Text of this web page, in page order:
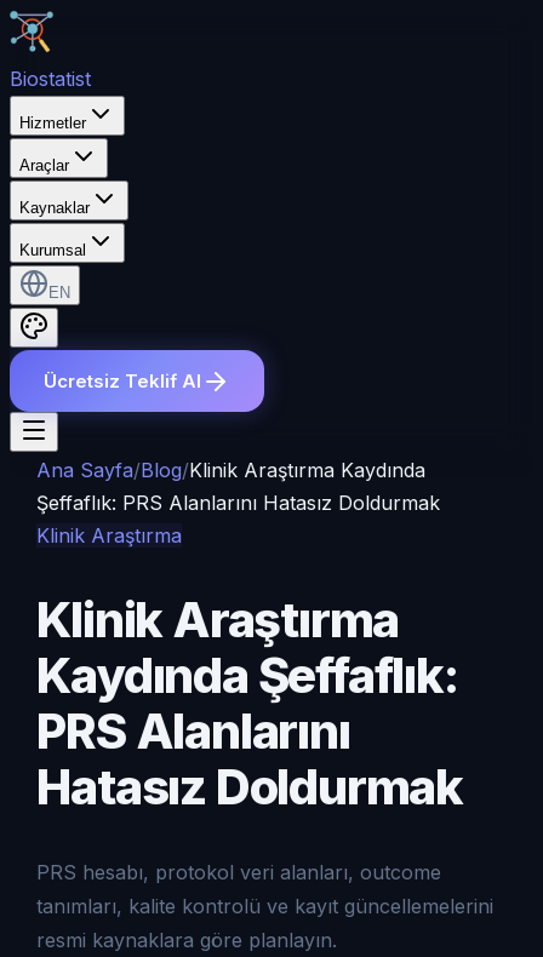
Biostatist
Hizmetler
Araçlar
Kaynaklar
Kurumsal
EN
Ücretsiz Teklif Al
Ana Sayfa/Blog/Klinik Araştırma Kaydında
Şeffaflık: PRS Alanlarını Hatasız Doldurmak
Klinik Araştırma
Klinik Araştırma
Kaydında Şeffaflık:
PRS Alanlarını
Hatasız Doldurmak
PRS hesabı, protokol veri alanları, outcome
tanımları, kalite kontrolü ve kayıt güncellemelerini
resmi kaynaklara göre planlayın.